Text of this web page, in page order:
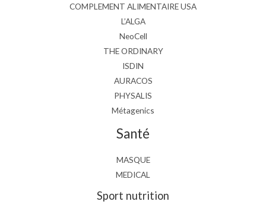
COMPLEMENT ALIMENTAIRE USA
L’ALGA
NeoCell
THE ORDINARY
ISDIN
AURACOS
PHYSALIS
Métagenics
Santé
MASQUE
MEDICAL
Sport nutrition